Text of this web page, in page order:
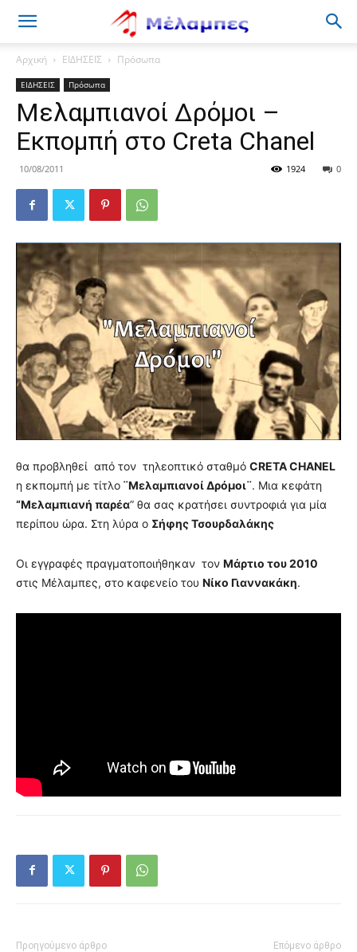
Μέλαμπες
Αρχική ΕΙΔΗΣΕΙΣ Πρόσωπα
ΕΙΔΗΣΕΙΣ Πρόσωπα
Μελαμπιανοί Δρόμοι –
Εκπομπή στο Creta Chanel
10/08/2011 0
1924
θα προβληθεί από τον τηλεοπτικό σταθμό CRETA CHANEL
η εκπομπή με τίτλο ¨Μελαμπιανοί Δρόμοι¨. Μια κεφάτη
“Μελαμπιανή παρέα” θα σας κρατήσει συντροφιά για μία
περίπου ώρα. Στη λύρα ο Σήφης Τσουρδαλάκης
Οι εγγραφές πραγματοποιήθηκαν τον Μάρτιο του 2010
στις Μέλαμπες, στο καφενείο του Νίκο Γιαννακάκη.
Προηγούμενο άρθρο Επόμενο άρθρο